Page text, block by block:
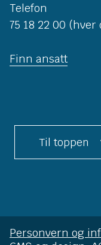
Telefon
75 18 22 00
Finn ansatt
Til toppen
Personvern og